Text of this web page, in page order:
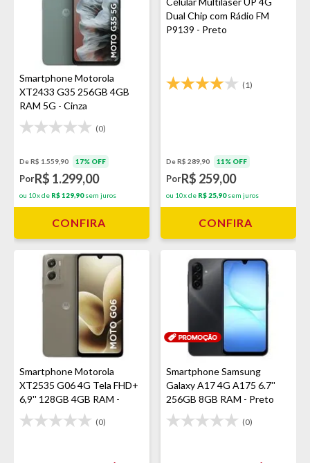
Smartphone Motorola
XT2433 G35 256GB 4GB
RAM 5G - Cinza
(0)
De R$ 1.559,90 17% OFF
PorR$ 1.299,00
ou 10x de R$ 129,90sem juros
CONFIRA
Dual Chip com Rádio FM
P9139 - Preto
(1)
De R$ 289,90 11% OFF
PorR$ 259,00
ou 10x de R$ 25,90sem juros
CONFIRA
Smartphone Motorola
XT2535 G06 4G Tela FHD+
6,9'' 128GB 4GB RAM -
Bege
(0)
Smartphone Samsung
Galaxy A17 4G A175 6.7''
256GB 8GB RAM - Preto
(0)